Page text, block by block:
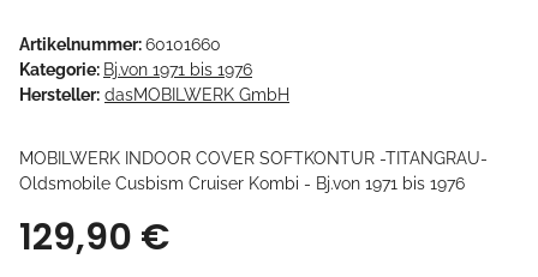
Artikelnummer:60101660
Kategorie: Bj.von 1971 bis 1976
Hersteller: dasMOBILWERK GmbH
MOBILWERK INDOOR COVER SOFTKONTUR -TITANGRAU-
Oldsmobile Cusbism Cruiser Kombi - Bj.von 1971 bis 1976
129,90 €